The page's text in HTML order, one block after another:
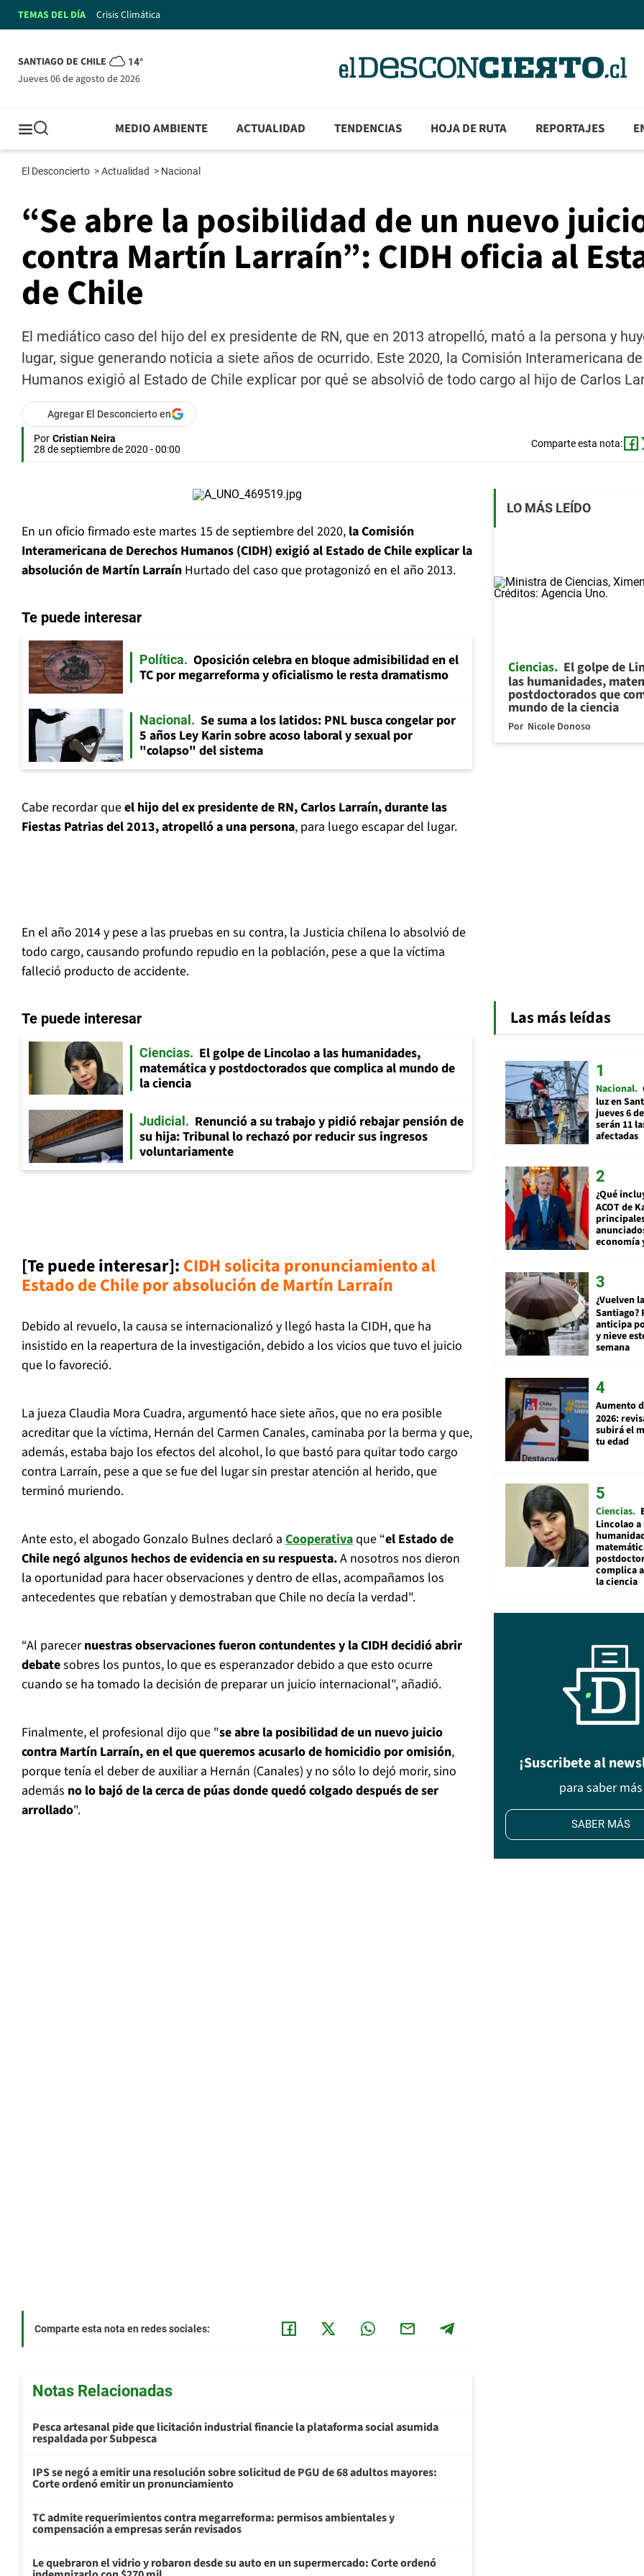
TEMAS DEL DÍA Crisis Climática
SANTIAGO DE CHILE 14°
jueves 06 de agosto de 2026
MEDIO AMBIENTE ACTUALIDAD TENDENCIAS HOJA DE RUTA REPORTAJES
El Desconcierto >Actualidad > Nacional
“Se abre la posibilidad de un nuevo
contra Martín Larraín”: CIDH oficia al
de Chile
El mediático caso del hijo del ex presidente de RN, que en 2013 atropelló, mató a la persona y
lugar, sigue generando noticia a siete años de ocurrido. Este 2020, la Comisión Interamericana
Humanos exigió al Estado de Chile explicar por qué se absolvió de todo cargo al hijo de Carlos
Agregar El Desconcierto en
Por Cristian Neira
28 de septiembre de 2020 - 00:00
Comparte esta nota:
En un oficio firmado este martes 15 de septiembre del 2020, la Comisión
Interamericana de Derechos Humanos (CIDH) exigió al Estado de Chile explicar la
absolución de Martín Larraín Hurtado del caso que protagonizó en el año 2013.
Te puede interesar
Política
Oposición celebra en bloque admisibilidad en el
TC por megarreforma y oficialismo le resta dramatismo
Nacional
Se suma a los latidos: PNL busca congelar por
5 años Ley Karin sobre acoso laboral y sexual por
"colapso" del sistema
Cabe recordar queel hijo del ex presidente de RN, Carlos Larraín, durante las
Fiestas Patrias del 2013, atropelló a una persona, para luego escapar del lugar.
En el año 2014 y pese a las pruebas en su contra, la Justicia chilena lo absolvió de
todo cargo, causando profundo repudio en la población, pese a que la víctima
falleció producto de accidente.
Te puede interesar
Ciencias
El golpe de Lincolao a las humanidades,
matemática y postdoctorados que complica al mundo de
la ciencia
Judicial
Renunció a su trabajo y pidió rebajar pensión de
su hija: Tribunal lo rechazó por reducir sus ingresos
voluntariamente
[Te puede interesar]: CIDH solicita pronunciamiento al
Estado de Chile por absolución de Martín Larraín
Debido al revuelo, la causa se internacionalizó y llegó hasta la CIDH, que ha
insistido en la reapertura de la investigación, debido a los vicios que tuvo el juicio
que lo favoreció.
La jueza Claudia Mora Cuadra, argumentó hace siete años, que no era posible
acreditar que la víctima, Hernán del Carmen Canales, caminaba por la berma y que,
además, estaba bajo los efectos del alcohol, lo que bastó para quitar todo cargo
contra Larraín, pese a que se fue del lugar sin prestar atención al herido, que
terminó muriendo.
Ante esto, el abogado Gonzalo Bulnes declaró a Cooperativaque “el Estado de
Chile negó algunos hechos de evidencia en su respuesta.A nosotros nos dieron
la oportunidad para hacer observaciones y dentro de ellas, acompañamos los
antecedentes que rebatían y demostraban que Chile no decía la verdad".
“Al parecernuestras observaciones fueron contundentes y la CIDH decidió abrir
debatesobres los puntos, lo que es esperanzador debido a que esto ocurre
cuando se ha tomado la decisión de preparar un juicio internacional", añadió.
Finalmente, el profesional dijo que "se abre la posibilidad de un nuevo juicio
contra Martín Larraín, en el que queremos acusarlo de homicidio por omisión,
porque tenía el deber de auxiliar a Hernán (Canales) y no sólo lo dejó morir, sino
además no lo bajó de la cerca de púas donde quedó colgado después de ser
arrollado".
Comparte esta nota en redes sociales:
Notas Relacionadas
Pesca artesanal pide que licitación industrial financie la plataforma social asumida
respaldada por Subpesca
IPS se negó a emitir una resolución sobre solicitud de PGU de 68 adultos mayores:
Corte ordenó emitir un pronunciamiento
TC admite requerimientos contra megarreforma: permisos ambientales y
compensación a empresas serán revisados
Le quebraron el vidrio y robaron desde su auto en un supermercado: Corte ordenó
LO MÁS LEÍDO
Ciencias El golpe de
las humanidades,
postdoctorados que
mundo de la ciencia
Por Nicole Donoso
Las más leídas
Nacional
luz en
jueves 6
serán 11
afectadas
¿Qué
ACOT de
economía
¿Vuelven
Santiago?
anticipa
y nieve
semana
Aumento
2026:
subirá el
tu edad
Ciencias
Lincolao a
complica
la ciencia
¡Suscribete al
para saber más
SABER MÁS